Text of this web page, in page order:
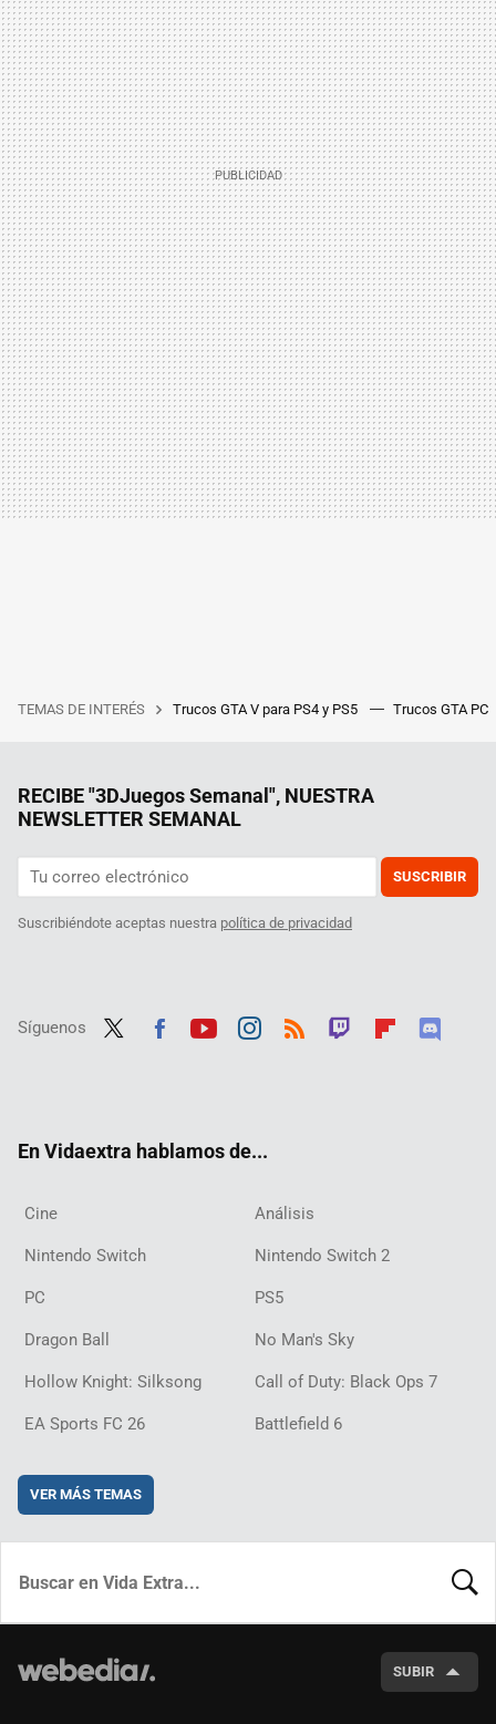
TEMAS DE INTERÉS Trucos GTA V para PS4 y PS5 Trucos GTA PC
RECIBE "3DJuegos Semanal", NUESTRA
NEWSLETTER SEMANAL
SUSCRIBIR
Suscribiéndote aceptas nuestra política de privacidad
Síguenos
En Vidaextra hablamos de...
Cine Análisis
Nintendo Switch Nintendo Switch 2
PC PS5
Dragon Ball No Man's Sky
Hollow Knight: Silksong Call of Duty: Black Ops 7
EA Sports FC 26 Battlefield 6
VER MÁS TEMAS
SUBIR